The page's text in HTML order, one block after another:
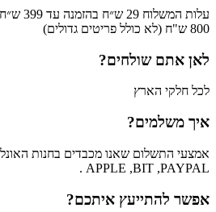
עלות
800 ש"ח (לא כולל פריטים גדולים)
לאן אתם שולחים?
לכל חלקי הארץ
איך משלמים?
APPLE ,BIT ,PAYPAL .
אפשר להתייעץ איתכם?